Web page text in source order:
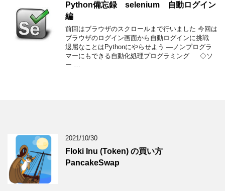
Python備忘録 selenium 自動ログイン
編
前回はブラウザのスクロールまで行いました 今回は
ブラウザのログイン画面から自動ログインに挑戦
退屈なことはPythonにやらせよう ―ノンプログラ
マーにもできる自動化処理プログラミング ◇ソ
ー …
2021/10/30
Floki Inu (Token) の買い方
PancakeSwap